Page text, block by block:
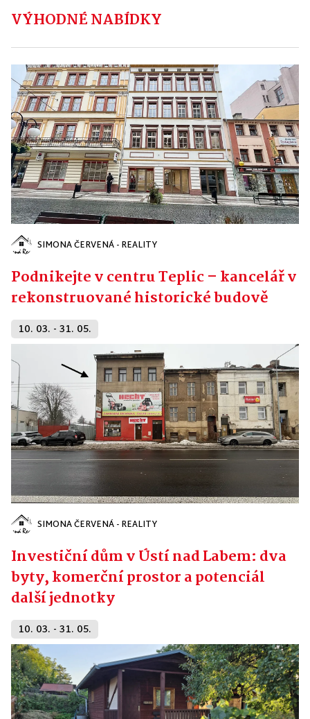
VÝHODNÉ NABÍDKY
SIMONA ČERVENÁ - REALITY
Podnikejte v centru Teplic – kancelář v
rekonstruované historické budově
10. 03. - 31. 05.
SIMONA ČERVENÁ - REALITY
Investiční dům v Ústí nad Labem: dva
byty, komerční prostor a potenciál
další jednotky
10. 03. - 31. 05.